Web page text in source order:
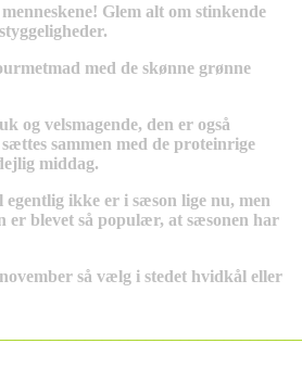
Glem alt om stinkende
med de skønne grønne
og velsmagende, den er også
sammen med de proteinrige
middag.
egentlig ikke er i sæson lige nu, men
er blevet så populær, at sæsonen har
så vælg i stedet hvidkål eller